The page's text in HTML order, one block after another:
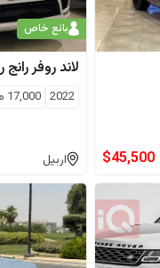
$45,500
بائع خاص
لاند روفر
2022
17,000
اربيل